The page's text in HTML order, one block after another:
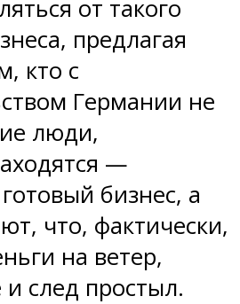
от такого
предлагая
кто с
Германии не
люди,
—
бизнес, а
что, фактически,
на ветер,
след простыл.